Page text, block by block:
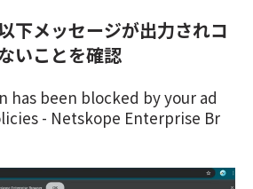
下メッセージが出力されコ
いことを確認
has been blocked by your ad
- Netskope Enterprise Br